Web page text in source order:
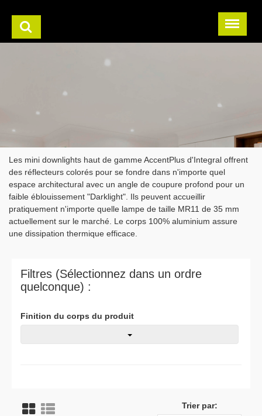
Les mini downlights haut de gamme AccentPlus d'Integral offrent
des réflecteurs colorés pour se fondre dans n'importe quel
espace architectural avec un angle de coupure profond pour un
faible éblouissement "Darklight". Ils peuvent accueillir
pratiquement n'importe quelle lampe de taille MR11 de 35 mm
actuellement sur le marché. Le corps 100% aluminium assure
une dissipation thermique efficace.
Filtres (Sélectionnez dans un ordre
quelconque) :
Finition du corps du produit
Trier par: